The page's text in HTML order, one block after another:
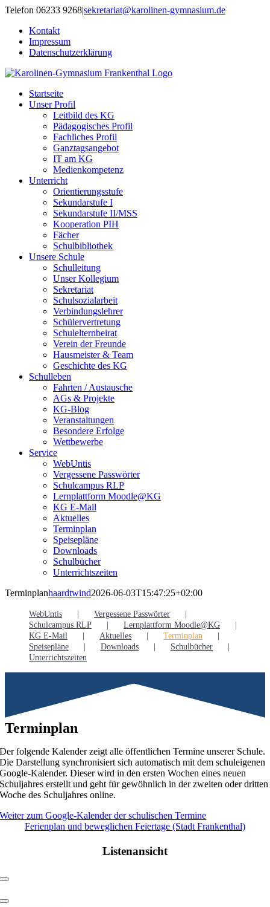
Zum
springen
Telefon 06233 9268|sekretariat@karolinen-gymnasium.de
Kontakt
Impressum
Datenschutzerklärung
Startseite
Unser Profil
Leitbild des KG
Pädagogisches Profil
Fachliches Profil
Ganztagsangebot
IT am KG
Medienkompetenz
Unterricht
Orientierungsstufe
Sekundarstufe I
Sekundarstufe II/MSS
Kooperation PIH
Fächer
Schulbibliothek
Unsere Schule
Schulleitung
Unser Kollegium
Sekretariat
Schulsozialarbeit
Verbindungslehrer
Schülervertretung
Schulelternbeirat
Verein der Freunde
Hausmeister & Team
Geschichte des KG
Schulleben
Fahrten / Austausche
AGs & Projekte
KG-Blog
Veranstaltungen
Besondere Erfolge
Wettbewerbe
Service
WebUntis
Vergessene Passwörter
Schulcampus RLP
Lernplattform Moodle@KG
KG E-Mail
Aktuelles
Terminplan
Speisepläne
Downloads
Schulbücher
Unterrichtszeiten
Terminplanhaardtwind2026-06-03T15:47:25+02:00
WebUntis
Vergessene Passwörter
Schulcampus RLP
Lernplattform Moodle@KG
KG E-Mail
Aktuelles
Terminplan
Speisepläne
Downloads
Schulbücher
Unterrichtszeiten
Terminplan
Der folgende Kalender zeigt alle öffentlichen Termine unserer Schule.
Die Darstellung synchronisiert sich automatisch mit dem schuleigenen
Google-Kalender. Dieser wird in den ersten Wochen eines neuen
Schuljahres erstellt und geht für gewöhnlich in der zweiten oder dritten
Woche des Schuljahres online.
Weiter zum Google-Kalender der schulischen Termine
Ferienplan und beweglichen Feiertage (Stadt Frankenthal)
Listenansicht